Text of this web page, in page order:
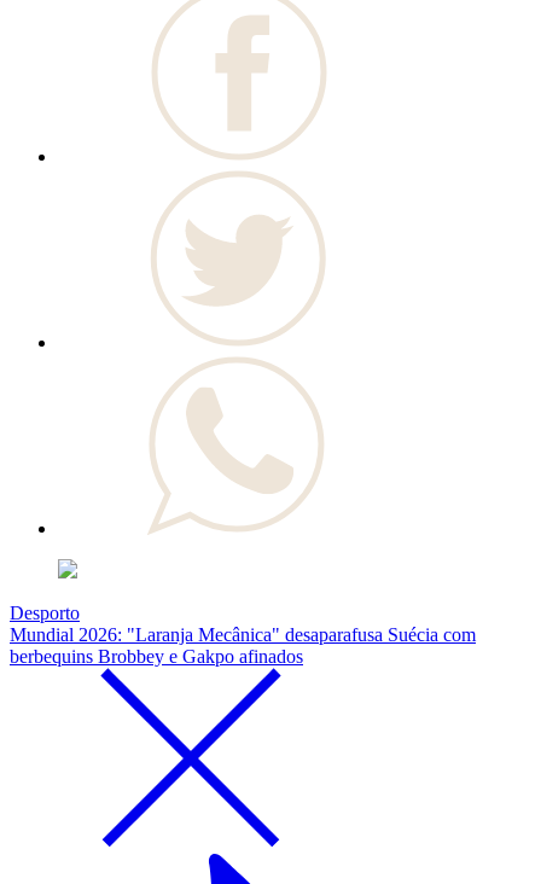
Desporto
Mundial 2026: "Laranja Mecânica" desaparafusa Suécia com
berbequins Brobbey e Gakpo afinados